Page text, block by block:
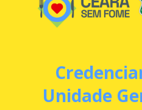
Unidade